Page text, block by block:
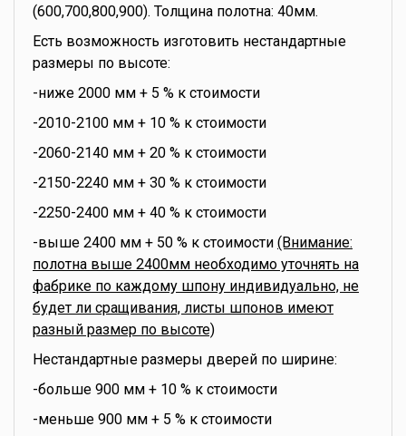
(600,700,800,900). Толщина полотна: 40мм.
Есть возможность изготовить нестандартные
размеры по высоте:
-ниже 2000 мм + 5 % к стоимости
-2010-2100 мм + 10 % к стоимости
-2060-2140 мм + 20 % к стоимости
-2150-2240 мм + 30 % к стоимости
-2250-2400 мм + 40 % к стоимости
-выше 2400 мм + 50 % к стоимости (Внимание:
полотна выше 2400мм необходимо уточнять на
фабрике по каждому шпону индивидуально, не
будет ли сращивания, листы шпонов имеют
разный размер по высоте)
Нестандартные размеры дверей по ширине:
-больше 900 мм + 10 % к стоимости
-меньше 900 мм + 5 % к стоимости